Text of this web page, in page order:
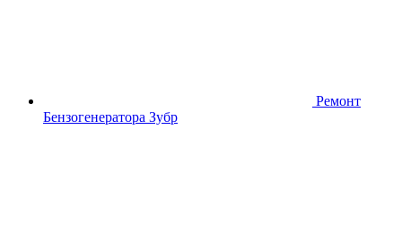
Ремонт
Бензогенератора Зубр